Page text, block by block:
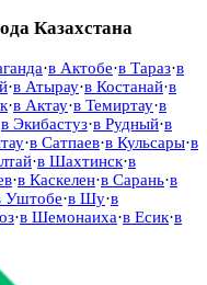
Казахстана
·в Актобе·в Тараз·в
·в Атырау·в Костанай·в
·в Актау·в Темиртау·в
в Экибастуз·в Рудный·в
·в Сатпаев·в Кульсары·в
·в Шахтинск·в
·в Каскелен·в Сарань·в
Уштобе·в Шу·в
·в Шемонаиха·в Есик·в